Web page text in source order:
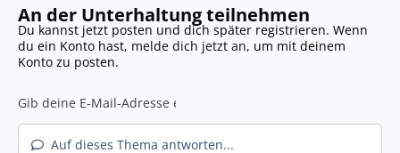
An der Unterhaltung teilnehmen
Du kannst jetzt posten und dich später registrieren. Wenn
du ein Konto hast, melde dich jetzt an, um mit deinem
Konto zu posten.
Auf dieses Thema antworten...